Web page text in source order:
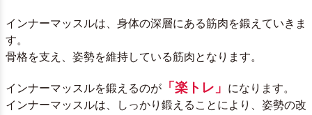
インナーマッスルは、身体の深層にある筋肉を鍛えていきま
す。
骨格を支え、姿勢を維持している筋肉となります。
インナーマッスルを鍛えるのが 「楽トレ」
になります。
インナーマッスルは、しっかり鍛えることにより、姿勢の改